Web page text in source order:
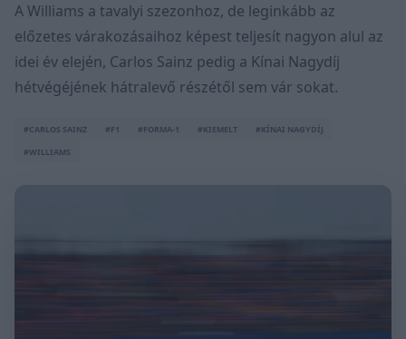
A Williams a tavalyi szezonhoz, de leginkább az
előzetes várakozásaihoz képest teljesít nagyon alul az
idei év elején, Carlos Sainz pedig a Kínai Nagydíj
hétvégéjének hátralevő részétől sem vár sokat.
#CARLOS SAINZ #F1 #FORMA-1 #KIEMELT
#KÍNAI NAGYDÍJ
#WILLIAMS